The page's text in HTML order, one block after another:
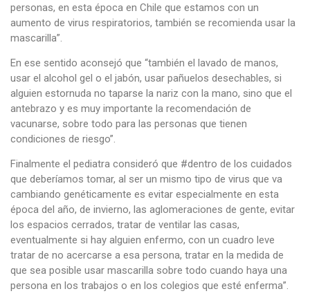
personas, en esta época en Chile que estamos con un
aumento de virus respiratorios, también se recomienda usar la
mascarilla”.
En ese sentido aconsejó que “también el lavado de manos,
usar el alcohol gel o el jabón, usar pañuelos desechables, si
alguien estornuda no taparse la nariz con la mano, sino que el
antebrazo y es muy importante la recomendación de
vacunarse, sobre todo para las personas que tienen
condiciones de riesgo”.
Finalmente el pediatra consideró que #dentro de los cuidados
que deberíamos tomar, al ser un mismo tipo de virus que va
cambiando genéticamente es evitar especialmente en esta
época del año, de invierno, las aglomeraciones de gente, evitar
los espacios cerrados, tratar de ventilar las casas,
eventualmente si hay alguien enfermo, con un cuadro leve
tratar de no acercarse a esa persona, tratar en la medida de
que sea posible usar mascarilla sobre todo cuando haya una
persona en los trabajos o en los colegios que esté enferma”.